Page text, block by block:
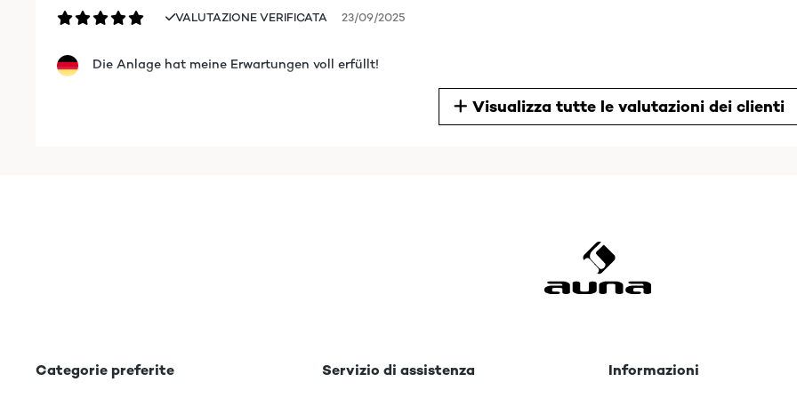
VALUTAZIONE VERIFICATA 23/09/2025
Die Anlage hat meine Erwartungen voll erfüllt!
cifre. Prima di impacchettarlo ho voluto fare una prova per vedere come funziona. Per prima cosa devo dire che
legno molto bello, forse le plastiche sono un po' economiche ma per il prezzo pagato sono più che adeguate.
srotolare tutta l'antenna, ha captato tante radio che si sentono veramente bene. Ho provato anche il CD che
Visualizza tutte le valutazioni dei clienti
Categorie preferite
Servizio di assistenza
Informazioni